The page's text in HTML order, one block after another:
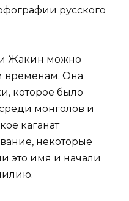
русского
Жакин можно
временам. Она
которое было
монголов и
каганат
некоторые
это имя и начали